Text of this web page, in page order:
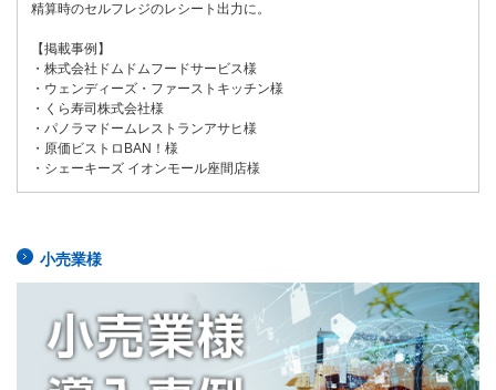
精算時のセルフレジのレシート出力に。
【掲載事例】
・株式会社ドムドムフードサービス様
・ウェンディーズ・ファーストキッチン様
・くら寿司株式会社様
・パノラマドームレストランアサヒ様
・原価ビストロBAN！様
・シェーキーズ イオンモール座間店様
小売業様